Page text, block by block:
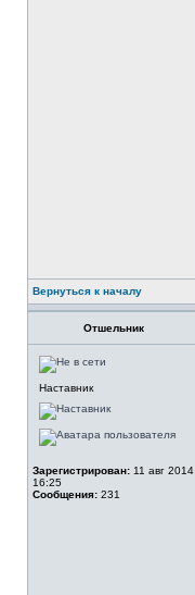
Вернуться к началу
Отшельник
Наставник
Зарегистрирован: 11 авг 2014
16:25
Сообщения: 231